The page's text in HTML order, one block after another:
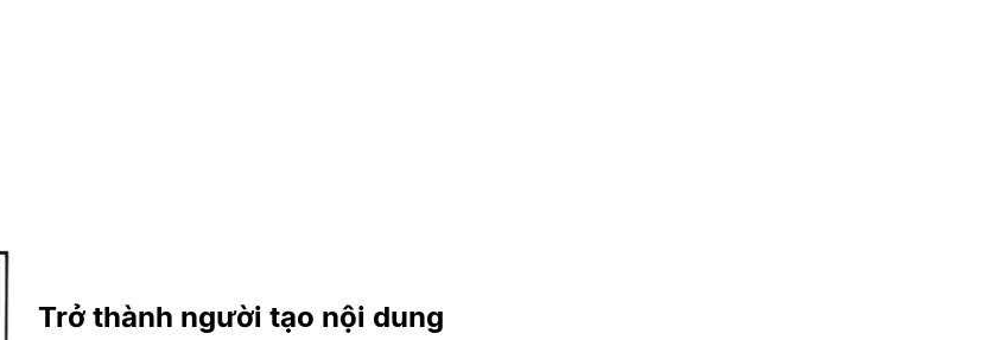
Trở thành người tạo nội dung